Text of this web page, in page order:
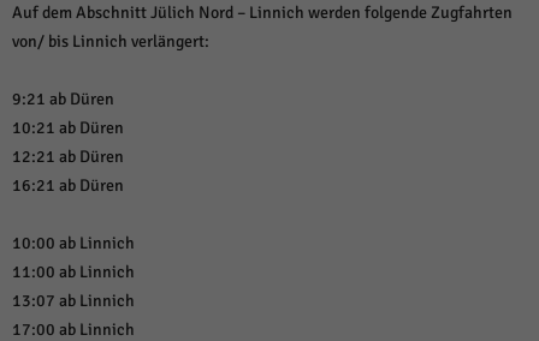
Auf dem Abschnitt Jülich Nord – Linnich werden folgende Zugfahrten
von/ bis Linnich verlängert:
9:21 ab Düren
10:21 ab Düren
12:21 ab Düren
16:21 ab Düren
10:00 ab Linnich
11:00 ab Linnich
13:07 ab Linnich
17:00 ab Linnich